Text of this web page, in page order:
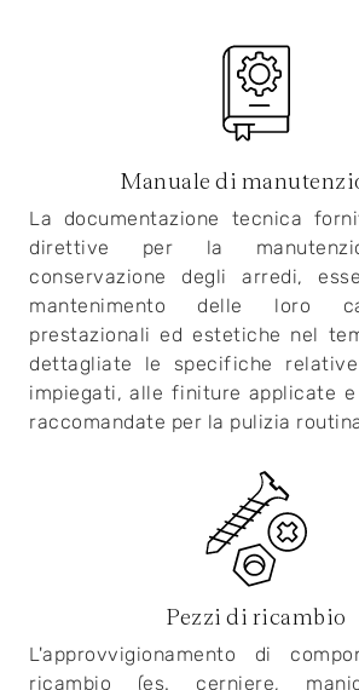
Manuale di
La documentazione tecnica
direttive per la
conservazione degli arredi,
mantenimento delle loro
prestazionali ed estetiche nel
dettagliate le specifiche
impiegati, alle finiture applicate
raccomandate per la pulizia
Pezzi di ricambio
L'approvvigionamento di
ricambio (es. cerniere,